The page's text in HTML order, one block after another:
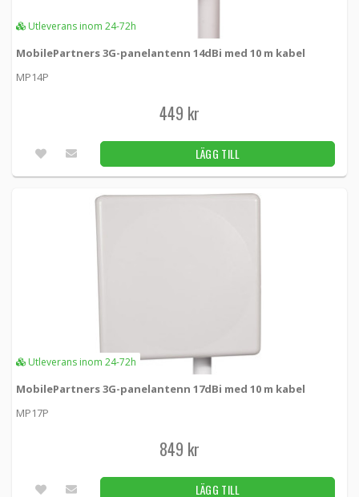
Utleverans inom 24-72h
MobilePartners 3G-panelantenn 14dBi med 10 m kabel
MP14P
449 kr
LÄGG TILL
Utleverans inom 24-72h
MobilePartners 3G-panelantenn 17dBi med 10 m kabel
MP17P
849 kr
LÄGG TILL